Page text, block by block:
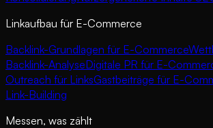
Linkaufbau für E-Commerce
Backlink-Grundlagen für E-Commerce
Backlink-AnalyseDigitale PR für E-
Outreach für LinksGastbeiträge für E-
Link-Building
Messen, was zählt